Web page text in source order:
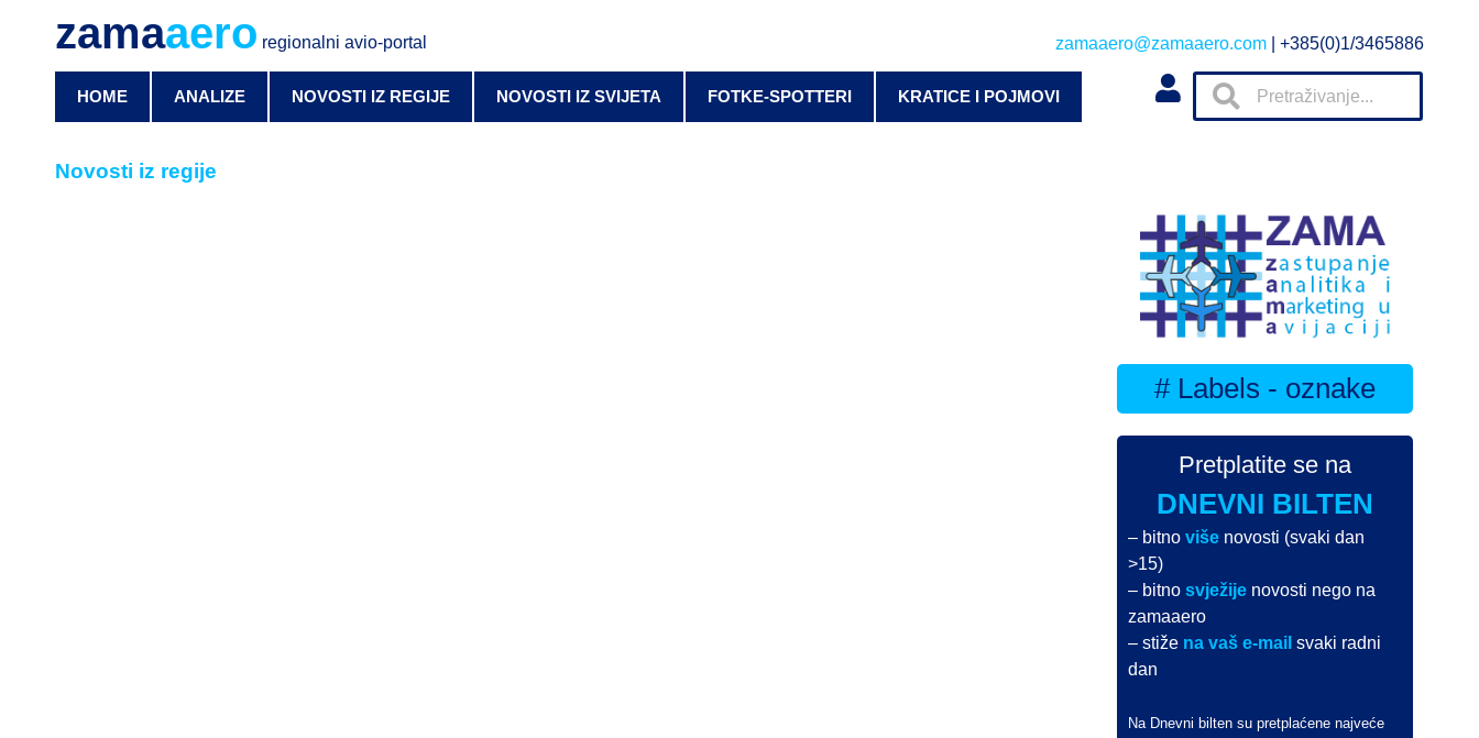
zamaaero regionalni avio-portal zamaaero@zamaaero.com | +385(0)1/3465886
HOME ANALIZE NOVOSTI IZ REGIJE NOVOSTI IZ SVIJETA FOTKE-SPOTTERI KRATICE I POJMOVI
Novosti iz regije
# Labels - oznake
Pretplatite se na
DNEVNI BILTEN
– bitnoviše novosti (svaki dan
>15)
– bitnosvježije novosti nego na
zamaaero
– stiže na vaš e-mail svaki radni
dan
Na Dnevni bilten su pretplaćene najveće